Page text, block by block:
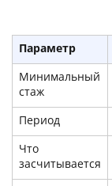
Параметр
Минимальный
стаж
Период
Что
засчитывается